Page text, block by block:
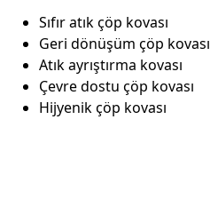
Sıfır atık çöp kovası
Geri dönüşüm çöp kovası
Atık ayrıştırma kovası
Çevre dostu çöp kovası
Hijyenik çöp kovası